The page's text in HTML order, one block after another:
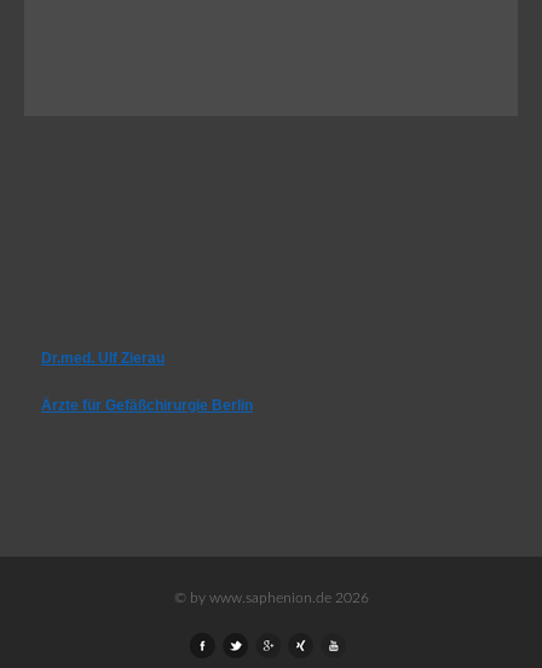
Dr.med. Ulf Zierau
Ärzte für Gefäßchirurgie Berlin
© by www.saphenion.de 2026